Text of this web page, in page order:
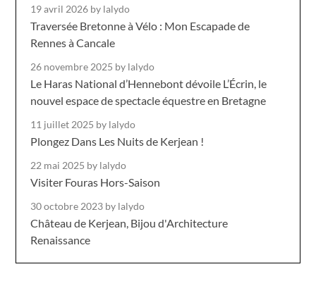
19 avril 2026 by lalydo
Traversée Bretonne à Vélo : Mon Escapade de
Rennes à Cancale
26 novembre 2025 by lalydo
Le Haras National d’Hennebont dévoile L’Écrin, le
nouvel espace de spectacle équestre en Bretagne
11 juillet 2025 by lalydo
Plongez Dans Les Nuits de Kerjean !
22 mai 2025 by lalydo
Visiter Fouras Hors-Saison
30 octobre 2023 by lalydo
Château de Kerjean, Bijou d'Architecture
Renaissance